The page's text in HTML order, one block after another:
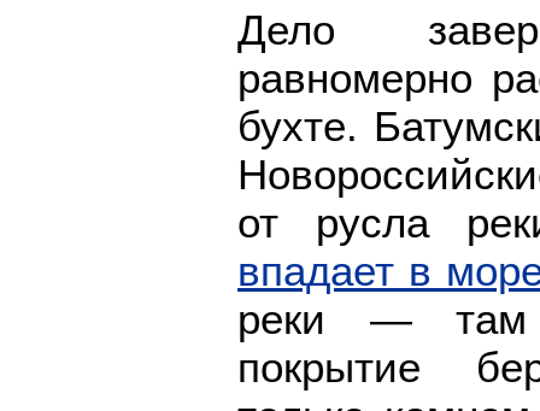
Дело
равномерно
бухте.
от русла
впадает в
реки — там
покрытие